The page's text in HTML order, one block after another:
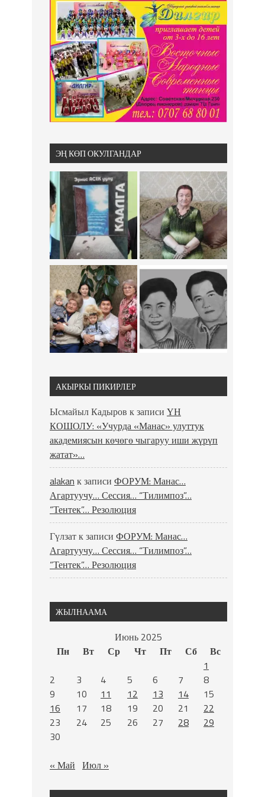
ЭҢ КӨП ОКУЛГАНДАР
АКЫРКЫ ПИКИРЛЕР
Ысмайыл Кадыров к записи ҮН
КОШОЛУ: «Учурда «Манас» улуттук
академиясын көчөгө чыгаруу иши жүрүп
жатат»…
alakan к записи ФОРУМ: Манас…
Агартуучу… Сессия… “Тилимпоз”…
“Тентек”… Резолюция
Гүлзатк записи ФОРУМ: Манас…
Агартуучу… Сессия… “Тилимпоз”…
“Тентек”… Резолюция
ЖЫЛНААМА
Июнь 2025
Пн
Вт Ср Чт Пт Сб
Вс
1
2
3 4 5 6 7
8
9
10 11 12 13 14
15
16
17 18 19 20 21
22
23
24 25 26 27 28
29
30
« Май Июл »